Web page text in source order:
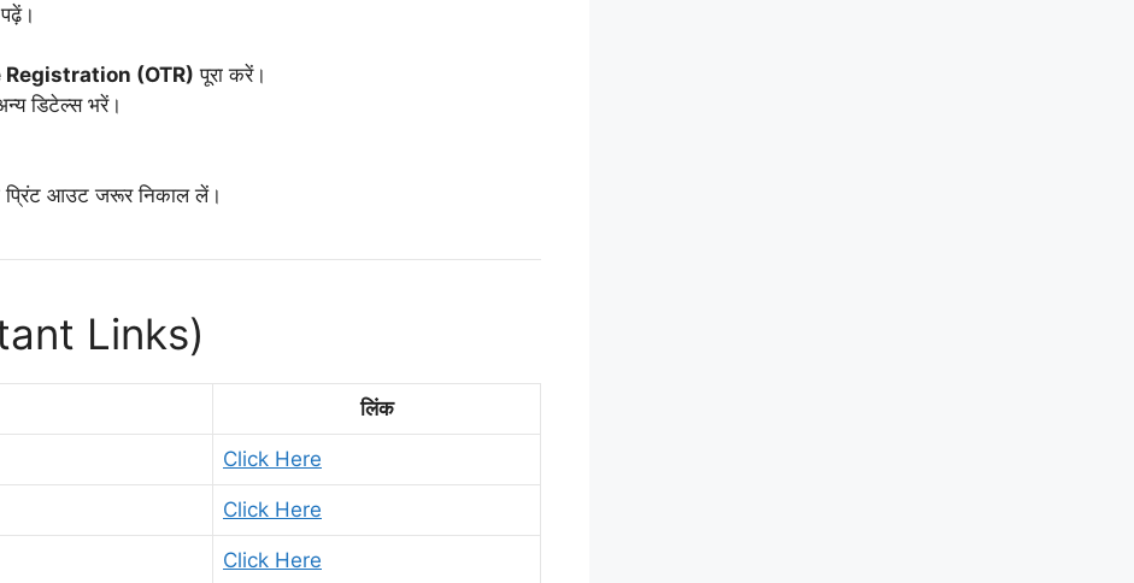
Registration (OTR) पूरा करें।
डिटेल्स भरें।
आउट जरूर निकाल लें।
Links)
लिंक
Click Here
Click Here
Click Here